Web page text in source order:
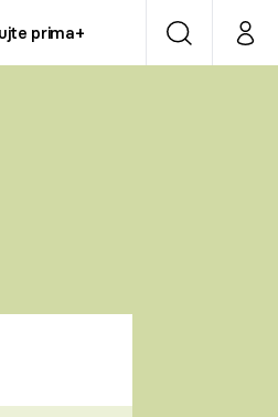
prima+ VyhledáváníMůj
LAJK